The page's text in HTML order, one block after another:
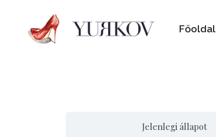
Főoldal
Jelenlegi állapot